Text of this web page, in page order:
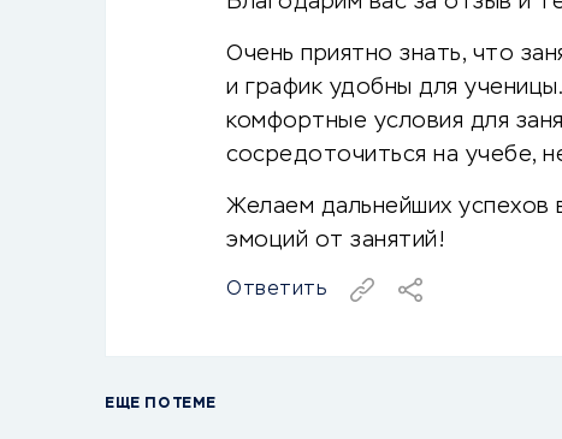
Очень приятно знать, что
и график удобны для
комфортные условия для
сосредоточиться на учебе,
Желаем дальнейших успехов
эмоций от занятий!
Ответить
ЕЩЕ ПО ТЕМЕ